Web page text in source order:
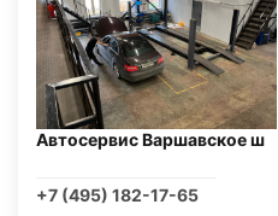
Автосервис Варшавское ш
+7 (495) 182-17-65